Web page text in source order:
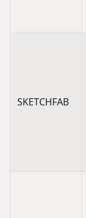
SKETCHFAB